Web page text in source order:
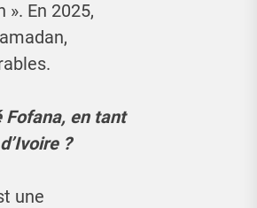
En 2025,
en tant
?
une